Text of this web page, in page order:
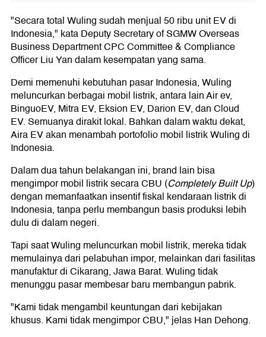
"Secara total Wuling sudah menjual 50 ribu unit EV di
Indonesia," kata Deputy Secretary of SGMW Overseas
Business Department CPC Committee & Compliance
Officer Liu Yan dalam kesempatan yang sama.
Demi memenuhi kebutuhan pasar Indonesia, Wuling
meluncurkan berbagai mobil listrik, antara lain Air ev,
BinguoEV, Mitra EV, Eksion EV, Darion EV, dan Cloud
EV. Semuanya dirakit lokal. Bahkan dalam waktu dekat,
Aira EV akan menambah portofolio mobil listrik Wuling di
Indonesia.
Dalam dua tahun belakangan ini, brand lain bisa
mengimpor mobil listrik secara CBU (Completely Built Up)
dengan memanfaatkan insentif fiskal kendaraan listrik di
Indonesia, tanpa perlu membangun basis produksi lebih
dulu di dalam negeri.
Tapi saat Wuling meluncurkan mobil listrik, mereka tidak
memulainya dari pelabuhan impor, melainkan dari fasilitas
manufaktur di Cikarang, Jawa Barat. Wuling tidak
menunggu pasar membesar baru membangun pabrik.
"Kami tidak mengambil keuntungan dari kebijakan
khusus. Kami tidak mengimpor CBU," jelas Han Dehong.